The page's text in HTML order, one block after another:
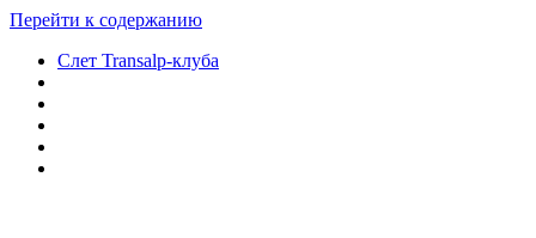
Перейти к содержанию
Слет Transalp-клуба